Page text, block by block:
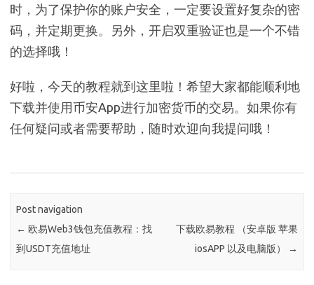
时，为了保护你的账户安全，一定要设置好复杂的密
码，并定期更换。另外，开启双重验证也是一个不错
的选择哦！
好啦，今天的教程就到这里啦！希望大家都能顺利地
下载并使用币安App进行加密货币的交易。如果你有
任何疑问或者需要帮助，随时欢迎向我提问哦！
Post navigation
← 欧易Web3钱包充值教程：找
到USDT充值地址
下载欧易教程 （安卓版 苹果
iosAPP 以及电脑版）
→